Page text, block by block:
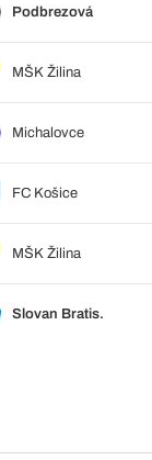
Podbrezová
MŠK Žilina
Michalovce
FC Košice
MŠK Žilina
Slovan Bratis.